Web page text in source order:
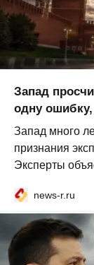
Запад
одну
Запад много
признания
Эксперты
news-r.ru